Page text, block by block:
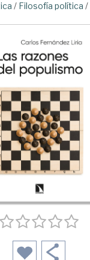
/ Filosofía política /